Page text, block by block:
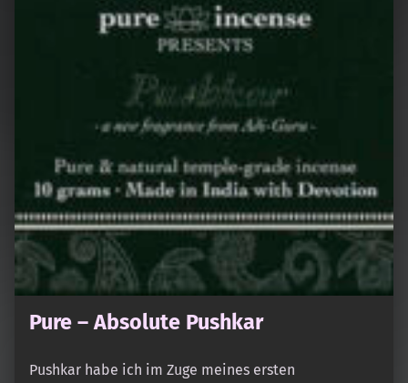
Pure – Absolute Pushkar
Pushkar habe ich im Zuge meines ersten